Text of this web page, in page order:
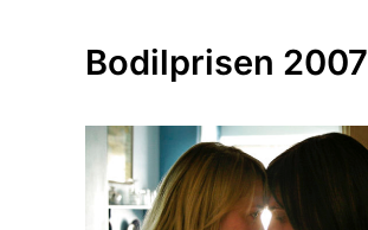
Bodilprisen 2007